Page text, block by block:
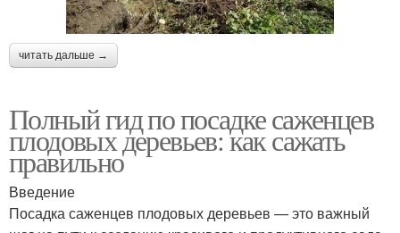
читать дальше →
Полный гид по посадке саженцев
плодовых деревьев: как сажать
правильно
Введение
Посадка саженцев плодовых деревьев — это важный